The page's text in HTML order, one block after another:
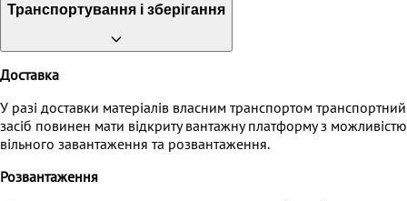
Транспортування і зберігання
Доставка
У разі доставки матеріалів власним транспортом транспортний
засіб повинен мати відкриту вантажну платформу з можливістю
вільного завантаження та розвантаження.
Розвантаження